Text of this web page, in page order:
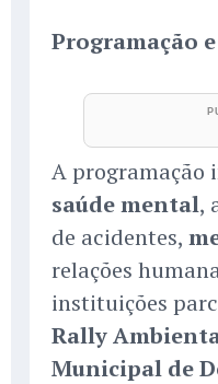
Programação
A programação
saúde mental,
de acidentes,
relações
instituições
Rally
Municipal de